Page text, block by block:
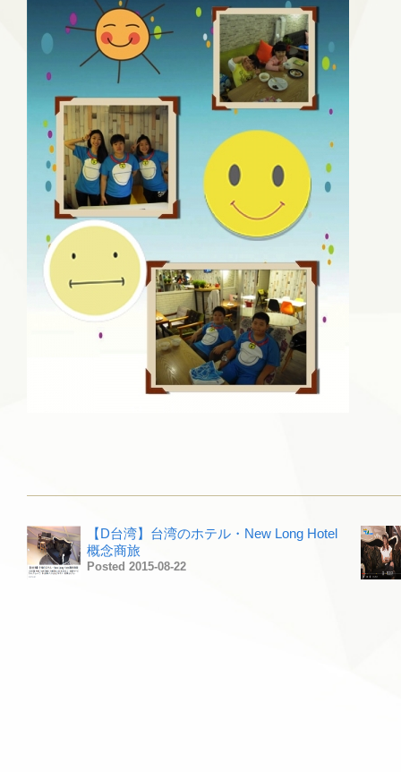
【D台湾】台湾のホテル・New Long Hotel
概念商旅
Posted 2015-08-22